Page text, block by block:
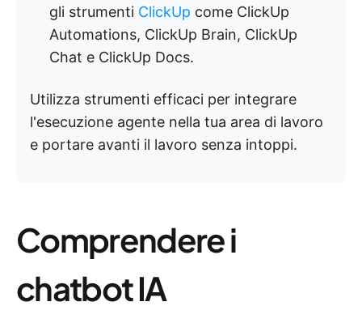
gli strumenti ClickUp come ClickUp
Automations, ClickUp Brain, ClickUp
Chat e ClickUp Docs.
Utilizza strumenti efficaci per integrare
l'esecuzione agente nella tua area di lavoro
e portare avanti il lavoro senza intoppi.
Comprendere i
chatbot IA